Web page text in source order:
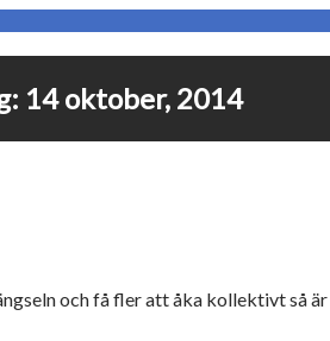
14 oktober, 2014
och få fler att åka kollektivt så